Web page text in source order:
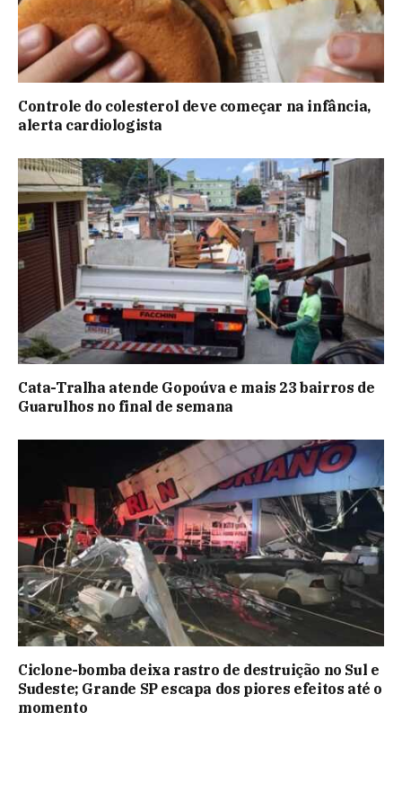
Controle do colesterol deve começar na infância,
alerta cardiologista
Cata-Tralha atende Gopoúva e mais 23 bairros de
Guarulhos no final de semana
Ciclone-bomba deixa rastro de destruição no Sul e
Sudeste; Grande SP escapa dos piores efeitos até o
momento